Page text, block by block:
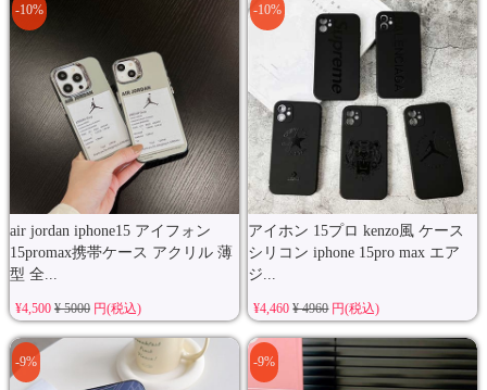
air jordan iphone15 アイフォン
15promax携帯ケース アクリル 薄
型 全...
-10%
¥4,500 ¥ 5000円(税込)
アイホン 15プロ kenzo風 ケース
シリコン iphone 15pro max エア
ジ...
-10%
¥4,460¥ 4960円(税込)
-9% -9%